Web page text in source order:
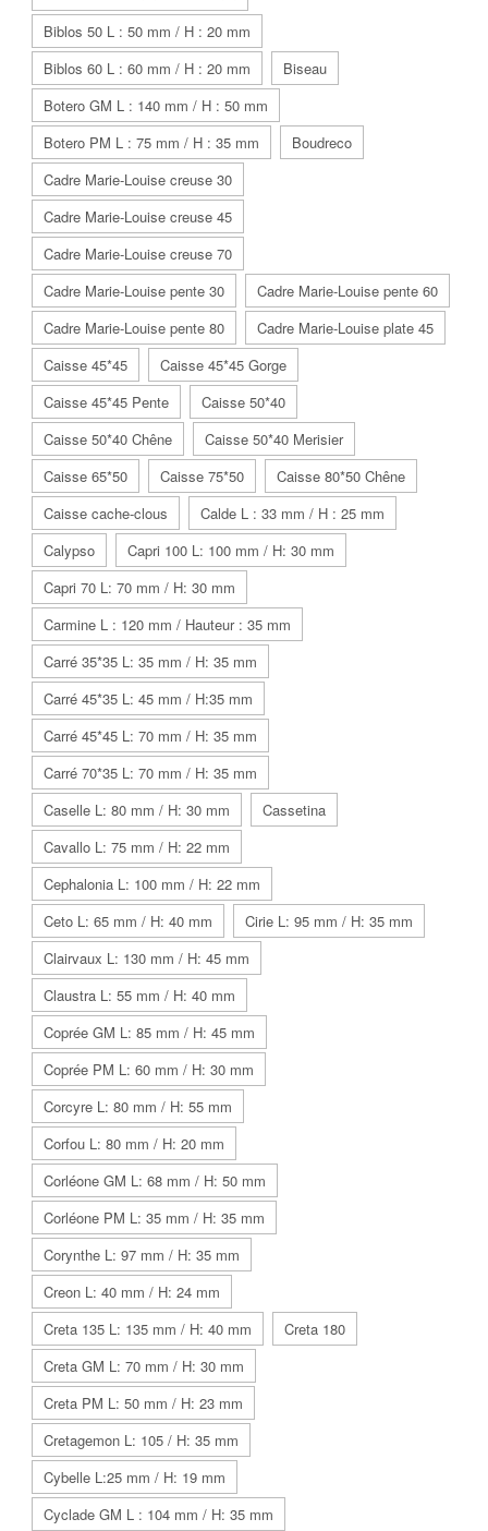
Biblos 50 L : 50 mm / H : 20 mm
Biblos 60 L : 60 mm / H : 20 mm
Biseau
Botero GM L : 140 mm / H : 50 mm
Botero PM L : 75 mm / H : 35 mm
Boudreco
Cadre Marie-Louise creuse 30
Cadre Marie-Louise creuse 45
Cadre Marie-Louise creuse 70
Cadre Marie-Louise pente 30
Cadre Marie-Louise pente 60
Cadre Marie-Louise pente 80
Cadre Marie-Louise plate 45
Caisse 45*45
Caisse 45*45 Gorge
Caisse 45*45 Pente
Caisse 50*40
Caisse 50*40 Chêne
Caisse 50*40 Merisier
Caisse 65*50
Caisse 75*50
Caisse 80*50 Chêne
Caisse cache-clous
Calde L : 33 mm / H : 25 mm
Calypso
Capri 100 L: 100 mm / H: 30 mm
Capri 70 L: 70 mm / H: 30 mm
Carmine L : 120 mm / Hauteur : 35 mm
Carré 35*35 L: 35 mm / H: 35 mm
Carré 45*35 L: 45 mm / H:35 mm
Carré 45*45 L: 70 mm / H: 35 mm
Carré 70*35 L: 70 mm / H: 35 mm
Caselle L: 80 mm / H: 30 mm
Cassetina
Cavallo L: 75 mm / H: 22 mm
Cephalonia L: 100 mm / H: 22 mm
Ceto L: 65 mm / H: 40 mm
Cirie L: 95 mm / H: 35 mm
Clairvaux L: 130 mm / H: 45 mm
Claustra L: 55 mm / H: 40 mm
Coprée GM L: 85 mm / H: 45 mm
Coprée PM L: 60 mm / H: 30 mm
Corcyre L: 80 mm / H: 55 mm
Corfou L: 80 mm / H: 20 mm
Corléone GM L: 68 mm / H: 50 mm
Corléone PM L: 35 mm / H: 35 mm
Corynthe L: 97 mm / H: 35 mm
Creon L: 40 mm / H: 24 mm
Creta 135 L: 135 mm / H: 40 mm
Creta 180
Creta GM L: 70 mm / H: 30 mm
Creta PM L: 50 mm / H: 23 mm
Cretagemon L: 105 / H: 35 mm
Cybelle L:25 mm / H: 19 mm
Cyclade GM L : 104 mm / H: 35 mm